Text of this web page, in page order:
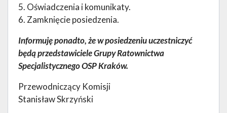
5. Oświadczenia i komunikaty.
6. Zamknięcie posiedzenia.
Informuję ponadto, że w posiedzeniu uczestniczyć
będą przedstawiciele Grupy Ratownictwa
Specjalistycznego OSP Kraków.
Przewodniczący Komisji
Stanisław Skrzyński